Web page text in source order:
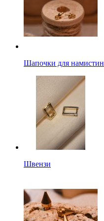
Шапочки для намистин
Швензи